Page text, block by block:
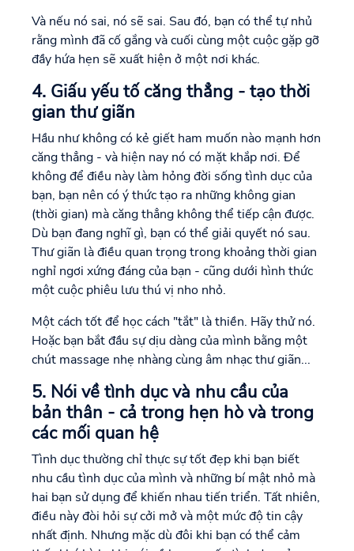
Và nếu nó sai, nó sẽ sai. Sau đó, bạn có thể tự nhủ
rằng mình đã cố gắng và cuối cùng một cuộc gặp gỡ
đầy hứa hẹn sẽ xuất hiện ở một nơi khác.
4. Giấu yếu tố căng thẳng - tạo thời
gian thư giãn
Hầu như không có kẻ giết ham muốn nào mạnh hơn
căng thẳng - và hiện nay nó có mặt khắp nơi. Để
không để điều này làm hỏng đời sống tình dục của
bạn, bạn nên có ý thức tạo ra những không gian
(thời gian) mà căng thẳng không thể tiếp cận được.
Dù bạn đang nghĩ gì, bạn có thể giải quyết nó sau.
Thư giãn là điều quan trọng trong khoảng thời gian
nghỉ ngơi xứng đáng của bạn - cũng dưới hình thức
một cuộc phiêu lưu thú vị nho nhỏ.
Một cách tốt để học cách "tắt" là thiền. Hãy thử nó.
Hoặc bạn bắt đầu sự dịu dàng của mình bằng một
chút massage nhẹ nhàng cùng âm nhạc thư giãn...
5. Nói về tình dục và nhu cầu của
bản thân - cả trong hẹn hò và trong
các mối quan hệ
Tình dục thường chỉ thực sự tốt đẹp khi bạn biết
nhu cầu tình dục của mình và những bí mật nhỏ mà
hai bạn sử dụng để khiến nhau tiến triển. Tất nhiên,
điều này đòi hỏi sự cởi mở và một mức độ tin cậy
nhất định. Nhưng mặc dù đôi khi bạn có thể cảm